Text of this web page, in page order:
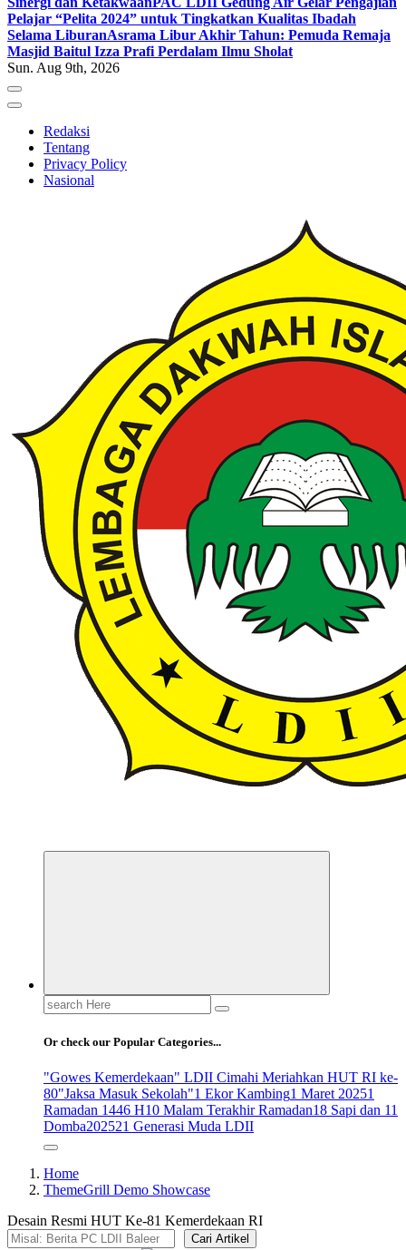
Pelajar “Pelita 2024” untuk Tingkatkan Kualitas Ibadah
Selama LiburanAsrama Libur Akhir Tahun: Pemuda Remaja
Masjid Baitul Izza Prafi Perdalam Ilmu Sholat
Sun. Aug 9th, 2026
Redaksi
Tentang
Privacy Policy
Nasional
Search
for:
Or check our Popular Categories...
"Gowes Kemerdekaan" LDII Cimahi Meriahkan HUT RI ke-
80"Jaksa Masuk Sekolah"1 Ekor Kambing1 Maret 20251
Ramadan 1446 H10 Malam Terakhir Ramadan18 Sapi dan 11
Domba202521 Generasi Muda LDII
Home
ThemeGrill Demo Showcase
Desain Resmi HUT Ke-81 Kemerdekaan RI
Cari Artikel